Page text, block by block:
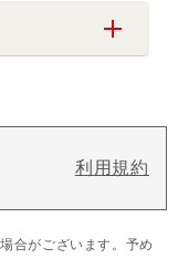
利用規約
合がございます。予め